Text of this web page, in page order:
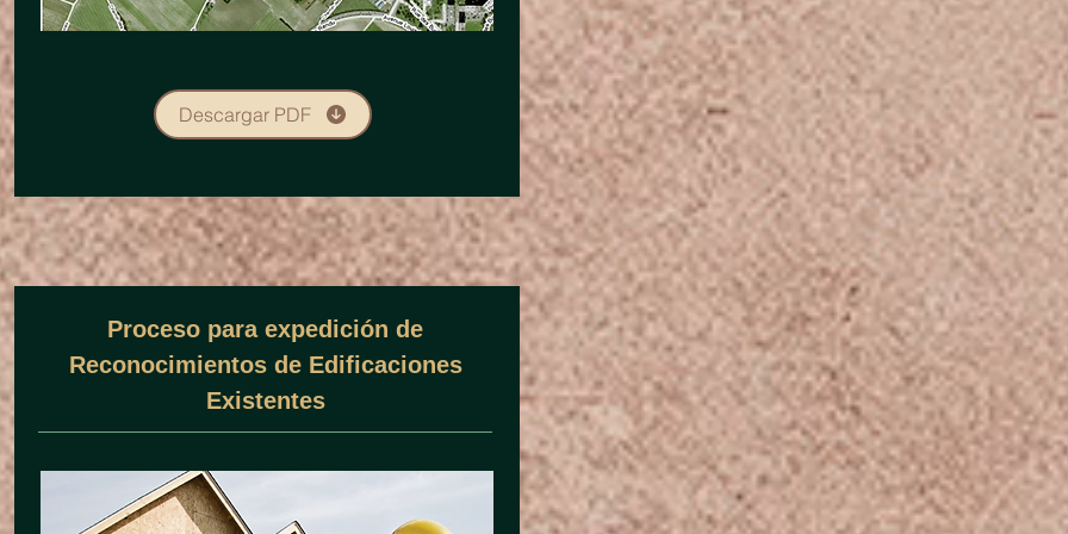
Descargar PDF
Proceso para expedición de
Reconocimientos de Edificaciones
Existentes